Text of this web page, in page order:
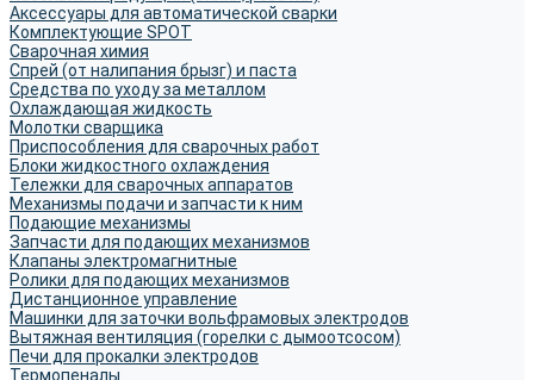
Аксессуары для автоматической сварки
Комплектующие SPOT
Сварочная химия
Спрей (от налипания брызг) и паста
Средства по уходу за металлом
Охлаждающая жидкость
Молотки сварщика
Приспособления для сварочных работ
Блоки жидкостного охлаждения
Тележки для сварочных аппаратов
Механизмы подачи и запчасти к ним
Подающие механизмы
Запчасти для подающих механизмов
Клапаны электромагнитные
Ролики для подающих механизмов
Дистанционное управление
Машинки для заточки вольфрамовых электродов
Вытяжная вентиляция (горелки с дымоотсосом)
Печи для прокалки электродов
Термопеналы